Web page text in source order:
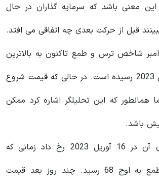
معنی باشد که سرمایه گذاران در حال
قبل از حرکت بعدی چه اتفاقی می افتد.
74 در 6 نوامبر شاخص ترس و طمع تاکنون به بالاترین
سطح خود در سال 2023 رسیده است. در حالی که قیمت شروع
همانطور که این تحلیلگر اشاره کرد ممکن
باشد.
یکی از نمونه های آن در 16 آوریل 2023 رخ داد زمانی که
شاخص ترس و طمع به اوج 68 رسید. چند روز بعد قیمت